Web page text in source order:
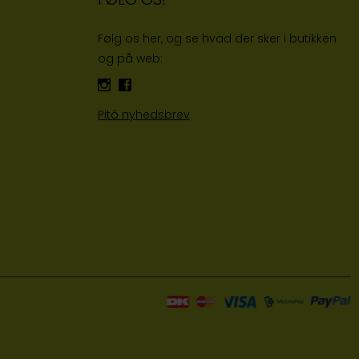
Følg os her, og se hvad der sker i butikken
og på web:
Pitó nyhedsbrev